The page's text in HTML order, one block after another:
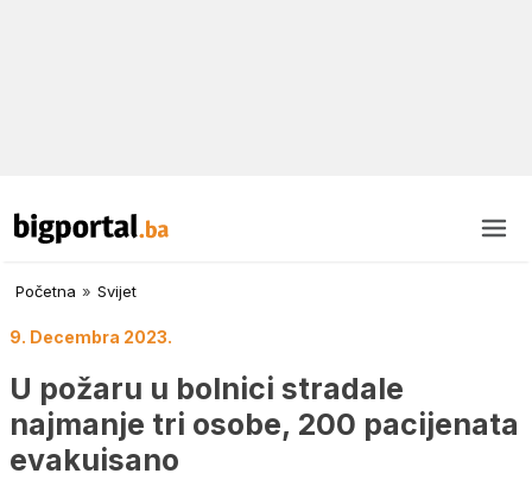
Početna » Svijet
9. Decembra 2023.
U požaru u bolnici stradale
najmanje tri osobe, 200 pacijenata
evakuisano